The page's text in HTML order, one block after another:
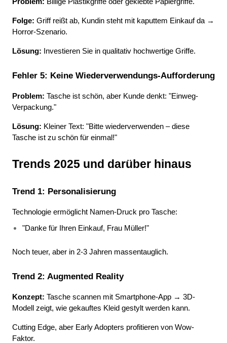
Folge: Griff reißt ab, Kundin steht mit kaputtem Einkauf da →
Horror-Szenario.
Lösung: Investieren Sie in qualitativ hochwertige Griffe.
Fehler 5: Keine Wiederverwendungs-Aufforderung
Problem: Tasche ist schön, aber Kunde denkt: "Einweg-
Verpackung."
Lösung: Kleiner Text: "Bitte wiederverwenden – diese
Tasche ist zu schön für einmal!"
Trends 2025 und darüber hinaus
Trend 1: Personalisierung
Technologie ermöglicht Namen-Druck pro Tasche:
"Danke für Ihren Einkauf, Frau Müller!"
Noch teuer, aber in 2-3 Jahren massentauglich.
Trend 2: Augmented Reality
Konzept: Tasche scannen mit Smartphone-App → 3D-
Modell zeigt, wie gekauftes Kleid gestylt werden kann.
Cutting Edge, aber Early Adopters profitieren von Wow-
Faktor.